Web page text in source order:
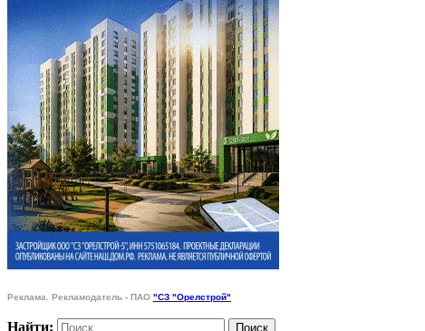
Реклама. Рекламодатель - ПАО "СЗ "Орелстрой"
Найти: